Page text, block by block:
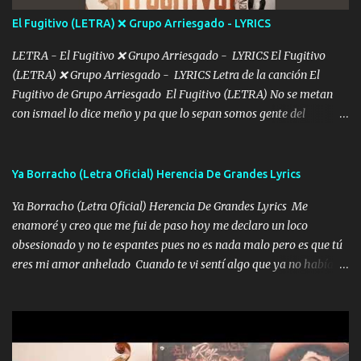
tú mi hermosa La que me alegra los días y sigo tomando Y
pensar... Que tú ya no vas a estar Pasarán... Solito me dejaras
Intentar... ...
El Fugitivo (LETRA) ❌ Grupo Arriesgado - LYRICS
LETRA - El Fugitivo ❌ Grupo Arriesgado - LYRICS El Fugitivo
(LETRA) ❌ Grupo Arriesgado - LYRICS Letra de la canción El
Fugitivo de Grupo Arriesgado El Fugitivo (LETRA) No se metan
con ismael lo dice meño y pa que lo sepan somos gente del
grande traemos la bandera 04 se oye por los radios y bien
ofrece también peleam'os bien atentó el compa huicho la corta al
cinto y radios colgados cuando salimos del rancho carros
blindándos y bien equipados no somos gente de problemas pero
defendemos muy bien nuestra tierra buena sombra nos cobija y el
porque lo estimo y lo quiero ami lado vivi...
Ya Borracho (Letra Oficial) Herencia De Grandes Lyrics
Ya Borracho (Letra Oficial) Herencia De Grandes Lyrics Me
enamoré y creo que me fui de paso hoy me declaro un loco
obsesionado y no te espantes pues no es nada malo pero es que tú
eres mi amor anhelado Cuando te vi sentí algo que ya no había
cariño de mi alma Que pa febrero vendré frente a ti con mis